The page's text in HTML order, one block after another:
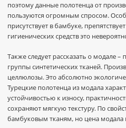
поэтому данные полотенца от
пользуются огромным спросом.
присутствует в бамбуке,
гигиенических средств это
Также следует рассказать о модале
группы синтетических тканей.
целлюлозы. Это абсолютно
Турецкие полотенца из модала
устойчивостью к износу,
сохраняют мягкую текстуру. По
бамбуковым тканям, но цена